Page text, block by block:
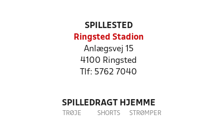
SPILLESTED
Ringsted Stadion
Anlægsvej 15
4100 Ringsted
Tlf: 5762 7040
SPILLEDRAGT HJEMME
TRØJE SHORTS STRØMPER